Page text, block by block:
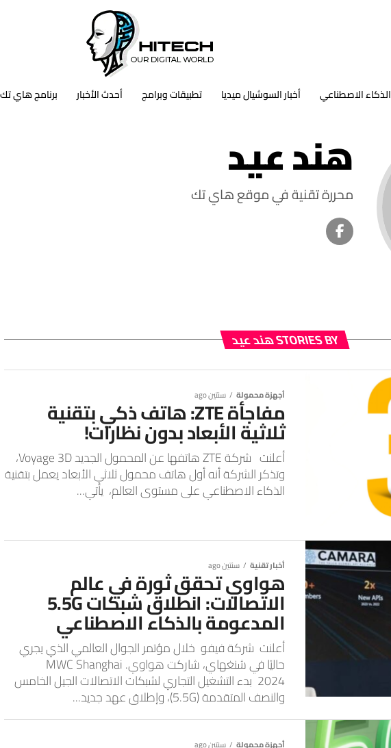
الذكاء الاصطناعي أخبار السوشيال ميديا تطبيقات وبرامج أحدث الأخبار برنامج هاي تك
هند عيد
محررة تقنية في موقع هاي تك
STORIES BY هند عيد
أجهزة محمولة سنتين ago
مفاجأة ZTE: هاتف ذكي بتقنية
ثلاثية الأبعاد بدون نظارات!
أعلنت شركة ZTE هاتفها عن المحمول الجديد Voyage 3D،
وتذكر الشركة أنه أول هاتف محمول ثلاثي الأبعاد يعمل بتقنية
الذكاء الاصطناعي على مستوى العالم، يأتي...
أخبار تقنية سنتين ago
هواوي تحقق ثورة في عالم
الاتصالات: انطلاق شبكات 5.5G
المدعومة بالذكاء الاصطناعي
أعلنت شركة فيفو خلال مؤتمر الجوال العالمي الذي يجري
حاليًا في شنغهاي، شاركت هواوي. MWC Shanghai
2024 بدء التشغيل التجاري لشبكات الاتصالات الجيل الخامس
والنصف المتقدمة (5.5G)، وإطلاق عهد جديد...
أجهزة محمولة سنتين ago